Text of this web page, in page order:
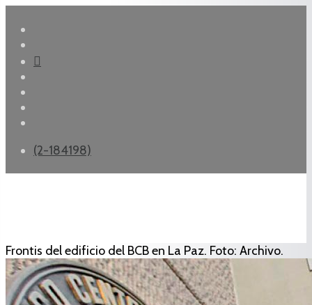
(2-184198)
Frontis del edificio del BCB en La Paz. Foto: Archivo.